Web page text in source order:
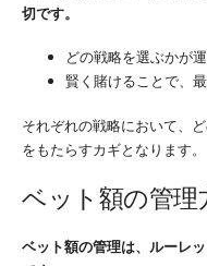
切です。
どの戦略を選ぶかが
賢く賭けることで、
それぞれの戦略において、
をもたらすカギとなります。
ベット額の管理
ベット額の管理は、ルーレ